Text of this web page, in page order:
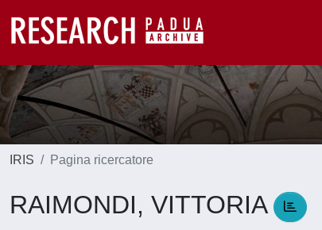
IRIS Pagina ricercatore
RAIMONDI, VITTORIA